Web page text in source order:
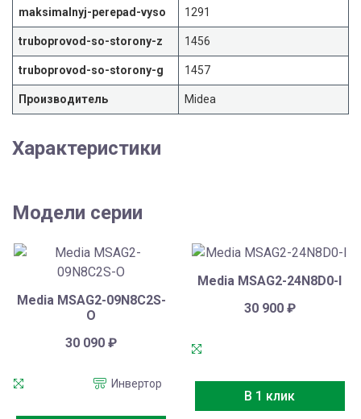
maksimalnyj-perepad-vyso 1291
truboprovod-so-storony-z 1456
truboprovod-so-storony-g 1457
Производитель Midea
Характеристики
Модели серии
Media MSAG2-09N8C2S-
O
30 090₽
Инвертор
Media MSAG2-24N8D0-I
30 900 ₽
В 1 клик